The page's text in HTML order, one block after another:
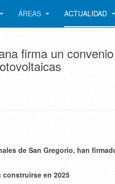
ÁREAS ACTUALIDAD
firma un
de San Gregorio, han
construirse en 2025